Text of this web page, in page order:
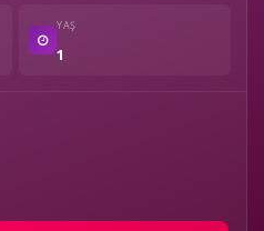
YAŞ
1